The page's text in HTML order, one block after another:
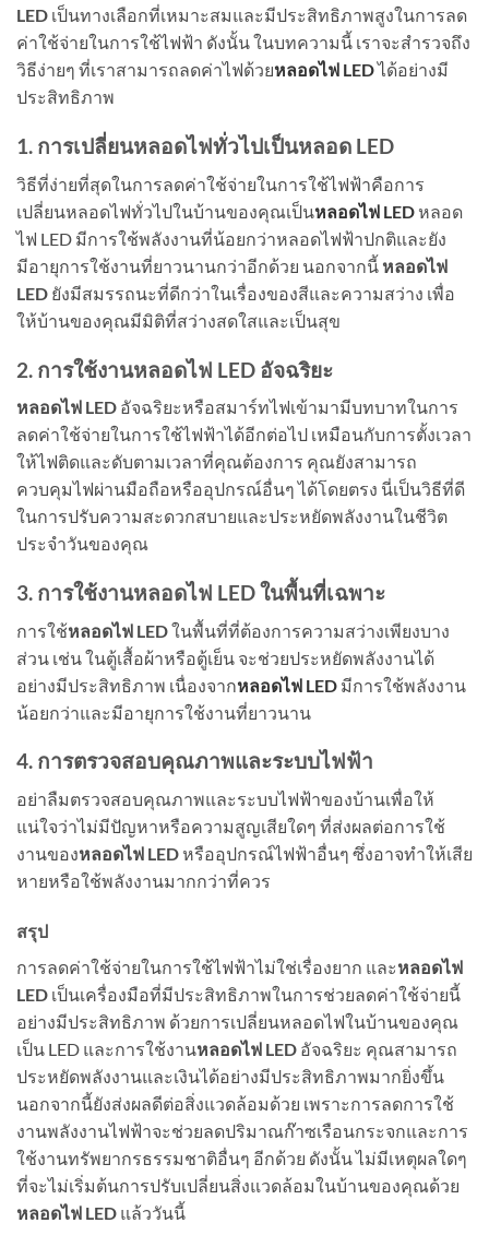
LED เป็นทางเลือกที่เหมาะสมและมีประสิทธิภาพสูงในการลด
ค่าใช้จ่ายในการใช้ไฟฟ้า ดังนั้น ในบทความนี้ เราจะสำรวจถึง
วิธีง่ายๆ ที่เราสามารถลดค่าไฟด้วยหลอดไฟ LEDได้อย่างมี
ประสิทธิภาพ
1. การเปลี่ยนหลอดไฟทั่วไปเป็นหลอด LED
วิธีที่ง่ายที่สุดในการลดค่าใช้จ่ายในการใช้ไฟฟ้าคือการ
เปลี่ยนหลอดไฟทั่วไปในบ้านของคุณเป็นหลอดไฟ LEDหลอด
ไฟ LED มีการใช้พลังงานที่น้อยกว่าหลอดไฟฟ้าปกติและยัง
มีอายุการใช้งานที่ยาวนานกว่าอีกด้วย นอกจากนี้ หลอดไฟ
LED ยังมีสมรรถนะที่ดีกว่าในเรื่องของสีและความสว่าง เพื่อ
ให้บ้านของคุณมีมิติที่สว่างสดใสและเป็นสุข
2. การใช้งานหลอดไฟ LED อัจฉริยะ
หลอดไฟ LED อัจฉริยะหรือสมาร์ทไฟเข้ามามีบทบาทในการ
ลดค่าใช้จ่ายในการใช้ไฟฟ้าได้อีกต่อไป เหมือนกับการตั้งเวลา
ให้ไฟติดและดับตามเวลาที่คุณต้องการ คุณยังสามารถ
ควบคุมไฟผ่านมือถือหรืออุปกรณ์อื่นๆ ได้โดยตรง นี่เป็นวิธีที่ดี
ในการปรับความสะดวกสบายและประหยัดพลังงานในชีวิต
ประจำวันของคุณ
3. การใช้งานหลอดไฟ LEDในพื้นที่เฉพาะ
การใช้หลอดไฟ LEDในพื้นที่ที่ต้องการความสว่างเพียงบาง
ส่วน เช่น ในตู้เสื้อผ้าหรือตู้เย็น จะช่วยประหยัดพลังงานได้
อย่างมีประสิทธิภาพ เนื่องจากหลอดไฟ LED มีการใช้พลังงาน
น้อยกว่าและมีอายุการใช้งานที่ยาวนาน
4. การตรวจสอบคุณภาพและระบบไฟฟ้า
อย่าลืมตรวจสอบคุณภาพและระบบไฟฟ้าของบ้านเพื่อให้
แน่ใจว่าไม่มีปัญหาหรือความสูญเสียใดๆ ที่ส่งผลต่อการใช้
งานของหลอดไฟ LEDหรืออุปกรณ์ไฟฟ้าอื่นๆ ซึ่งอาจทำให้เสีย
หายหรือใช้พลังงานมากกว่าที่ควร
สรุป
การลดค่าใช้จ่ายในการใช้ไฟฟ้าไม่ใช่เรื่องยาก และหลอดไฟ
LED เป็นเครื่องมือที่มีประสิทธิภาพในการช่วยลดค่าใช้จ่ายนี้
อย่างมีประสิทธิภาพ ด้วยการเปลี่ยนหลอดไฟในบ้านของคุณ
เป็น LED และการใช้งานหลอดไฟ LED อัจฉริยะ คุณสามารถ
ประหยัดพลังงานและเงินได้อย่างมีประสิทธิภาพมากยิ่งขึ้น
นอกจากนี้ยังส่งผลดีต่อสิ่งแวดล้อมด้วย เพราะการลดการใช้
งานพลังงานไฟฟ้าจะช่วยลดปริมาณก๊าซเรือนกระจกและการ
ใช้งานทรัพยากรธรรมชาติอื่นๆ อีกด้วย ดังนั้น ไม่มีเหตุผลใดๆ
ที่จะไม่เริ่มต้นการปรับเปลี่ยนสิ่งแวดล้อมในบ้านของคุณด้วย
หลอดไฟ LED แล้ววันนี้